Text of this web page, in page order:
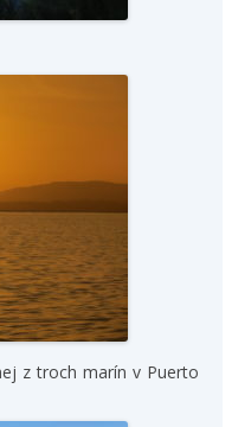
z troch marín v Puerto